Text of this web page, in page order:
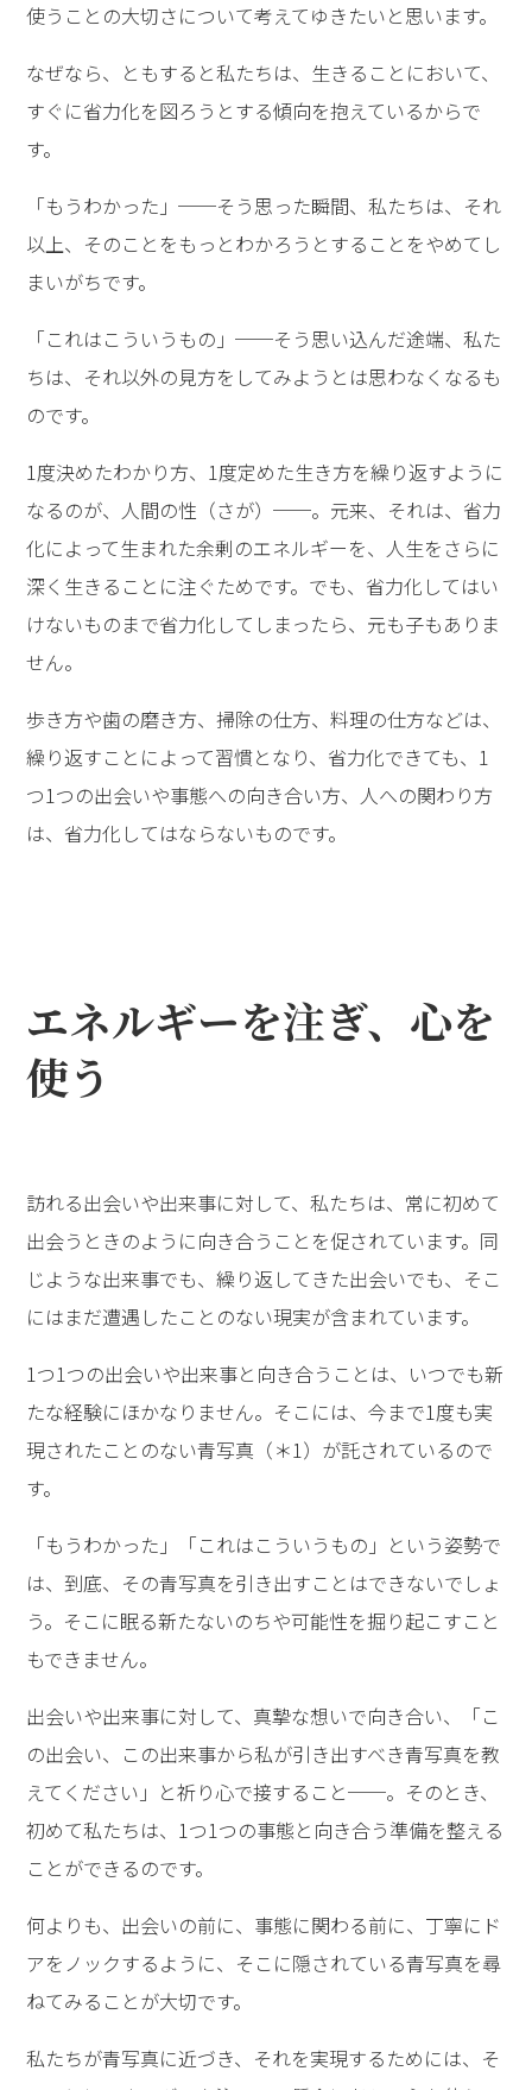
使うことの大切さについて考えてゆきたいと思います。
なぜなら、ともすると私たちは、生きることにおいて、
すぐに省力化を図ろうとする傾向を抱えているからで
す。
「もうわかった」──そう思った瞬間、私たちは、それ
以上、そのことをもっとわかろうとすることをやめてし
まいがちです。
「これはこういうもの」──そう思い込んだ途端、私た
ちは、それ以外の見方をしてみようとは思わなくなるも
のです。
1度決めたわかり方、1度定めた生き方を繰り返すように
なるのが、人間の性（さが）──。元来、それは、省力
化によって生まれた余剰のエネルギーを、人生をさらに
深く生きることに注ぐためです。でも、省力化してはい
けないものまで省力化してしまったら、元も子もありま
せん。
歩き方や歯の磨き方、掃除の仕方、料理の仕方などは、
繰り返すことによって習慣となり、省力化できても、1
つ1つの出会いや事態への向き合い方、人への関わり方
は、省力化してはならないものです。
エネルギーを注ぎ、心を
使う
訪れる出会いや出来事に対して、私たちは、常に初めて
出会うときのように向き合うことを促されています。同
じような出来事でも、繰り返してきた出会いでも、そこ
にはまだ遭遇したことのない現実が含まれています。
1つ1つの出会いや出来事と向き合うことは、いつでも新
たな経験にほかなりません。そこには、今まで1度も実
現されたことのない青写真（＊1）が託されているので
す。
「もうわかった」「これはこういうもの」という姿勢で
は、到底、その青写真を引き出すことはできないでしょ
う。そこに眠る新たないのちや可能性を掘り起こすこと
もできません。
出会いや出来事に対して、真摯な想いで向き合い、「こ
の出会い、この出来事から私が引き出すべき青写真を教
えてください」と祈り心で接すること──。そのとき、
初めて私たちは、1つ1つの事態と向き合う準備を整える
ことができるのです。
何よりも、出会いの前に、事態に関わる前に、丁寧にド
アをノックするように、そこに隠されている青写真を尋
ねてみることが大切です。
私たちが青写真に近づき、それを実現するためには、そ